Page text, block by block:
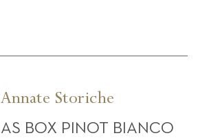
Annate Storiche
AS BOX PINOT BIANCO